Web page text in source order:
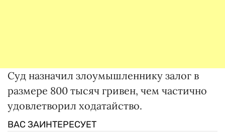
Суд назначил злоумышленнику залог в
размере 800 тысяч гривен, чем частично
удовлетворил ходатайство.
ВАС ЗАИНТЕРЕСУЕТ